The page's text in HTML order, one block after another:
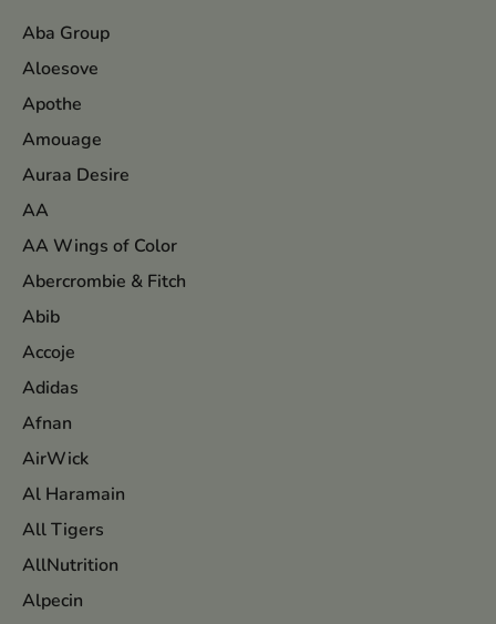
Aba Group
Aloesove
Apothe
Amouage
Auraa Desire
AA
AA Wings of Color
Abercrombie & Fitch
Abib
Accoje
Adidas
Afnan
AirWick
Al Haramain
All Tigers
AllNutrition
Alpecin